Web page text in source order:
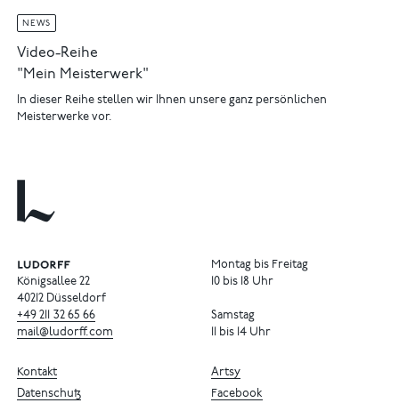
NEWS
Video-Reihe
"Mein Meisterwerk"
In dieser Reihe stellen wir Ihnen unsere ganz persönlichen
Meisterwerke vor.
Königsallee 22
40212 Düsseldorf
+49 211 32 65 66
mail@ludorff.com
Montag bis Freitag
10 bis 18 Uhr
Samstag
11 bis 14 Uhr
Artsy
Facebook
Kontakt
Datenschutz